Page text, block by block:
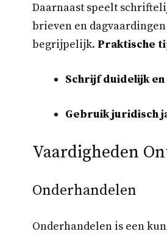
Daarnaast speelt
brieven en
begrijpelijk. Praktische
Schrijf duidelijk
Gebruik juridisch
Vaardigheden
Onderhandelen
Onderhandelen is een